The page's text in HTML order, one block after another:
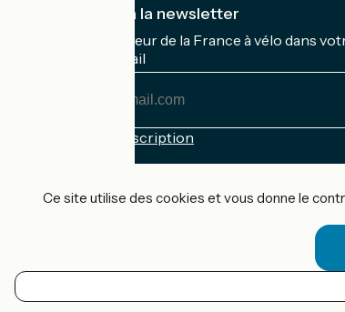
FR
Je m'abonne à la newsletter
Recevez le meilleur de la France à vélo dans
Mon adresse mail
Conditions d'inscription
Contact
Mentions légales
Ce site utilise des cookies et vous donne le